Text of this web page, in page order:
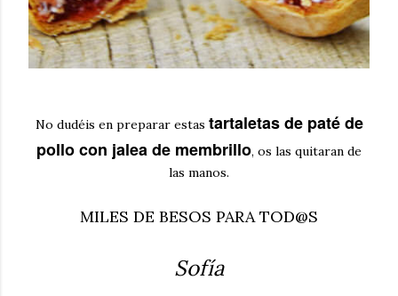
No dudéis en preparar estas tartaletas de paté de
pollo con jalea de membrillo, os las quitaran de
las manos.
MILES DE BESOS PARA TOD@S
Sofía